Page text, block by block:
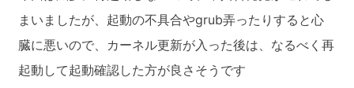
まいましたが、起動の不具合やgrub弄ったりすると心
臓に悪いので、カーネル更新が入った後は、なるべく再
起動して起動確認した方が良さそうです